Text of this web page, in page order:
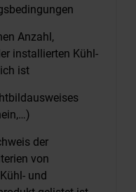
Anzahl,
installierten Kühl-
ist
der
von
und